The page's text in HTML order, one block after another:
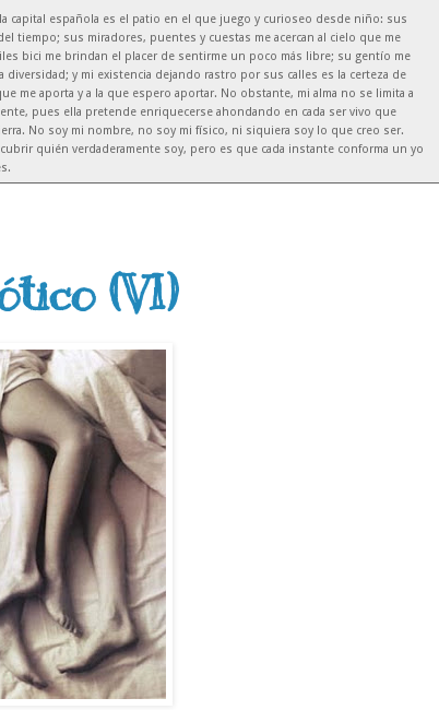
capital española es el patio en el que juego y curioseo desde niño: sus
tiempo; sus miradores, puentes y cuestas me acercan al cielo que me
bici me brindan el placer de sentirme un poco más libre; su gentío me
diversidad; y mi existencia dejando rastro por sus calles es la certeza de
me aporta y a la que espero aportar. No obstante, mi alma no se limita a
pues ella pretende enriquecerse ahondando en cada ser vivo que
No soy mi nombre, no soy mi físico, ni siquiera soy lo que creo ser.
quién verdaderamente soy, pero es que cada instante conforma un yo
(VI)